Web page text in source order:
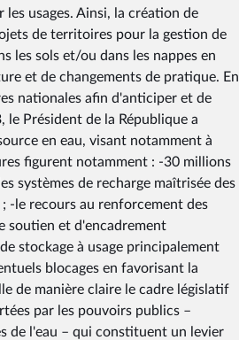
usages. Ainsi, la création de
de territoires pour la gestion de
les sols et/ou dans les nappes en
et de changements de pratique. En
nationales afin d'anticiper et de
Président de la République a
en eau, visant notamment à
figurent notamment : -30 millions
systèmes de recharge maîtrisée des
-le recours au renforcement des
soutien et d'encadrement
stockage à usage principalement
blocages en favorisant la
de manière claire le cadre législatif
par les pouvoirs publics –
de l'eau – qui constituent un levier